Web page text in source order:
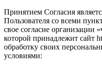
Принятием Согласия
Пользователя со всеми
свое согласие
которой принадлежит сайт
обработку своих
условиями: